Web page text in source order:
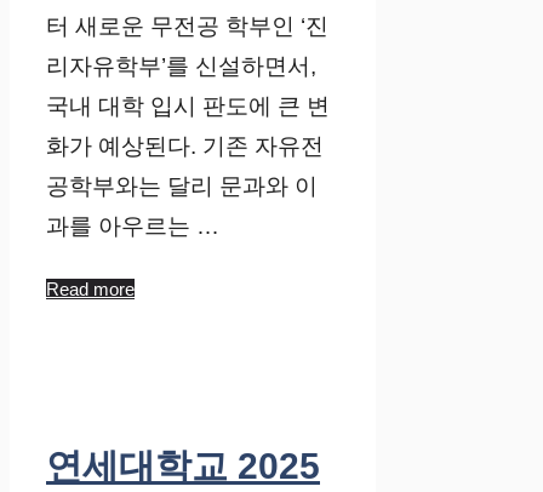
터 새로운 무전공 학부인 ‘진
리자유학부’를 신설하면서,
국내 대학 입시 판도에 큰 변
화가 예상된다. 기존 자유전
공학부와는 달리 문과와 이
과를 아우르는 …
Read more
연세대학교 2025